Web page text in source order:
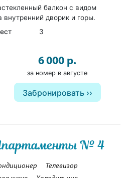
балкон с видом
внутренний дворик и горы.
3
6 000 р.
за номер в августе
Забронировать
№ 4
Телевизор